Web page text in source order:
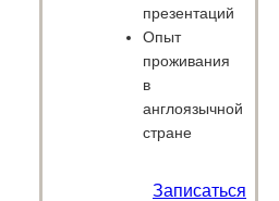
презентаций
Опыт
проживания
в
англоязычной
стране
Записаться